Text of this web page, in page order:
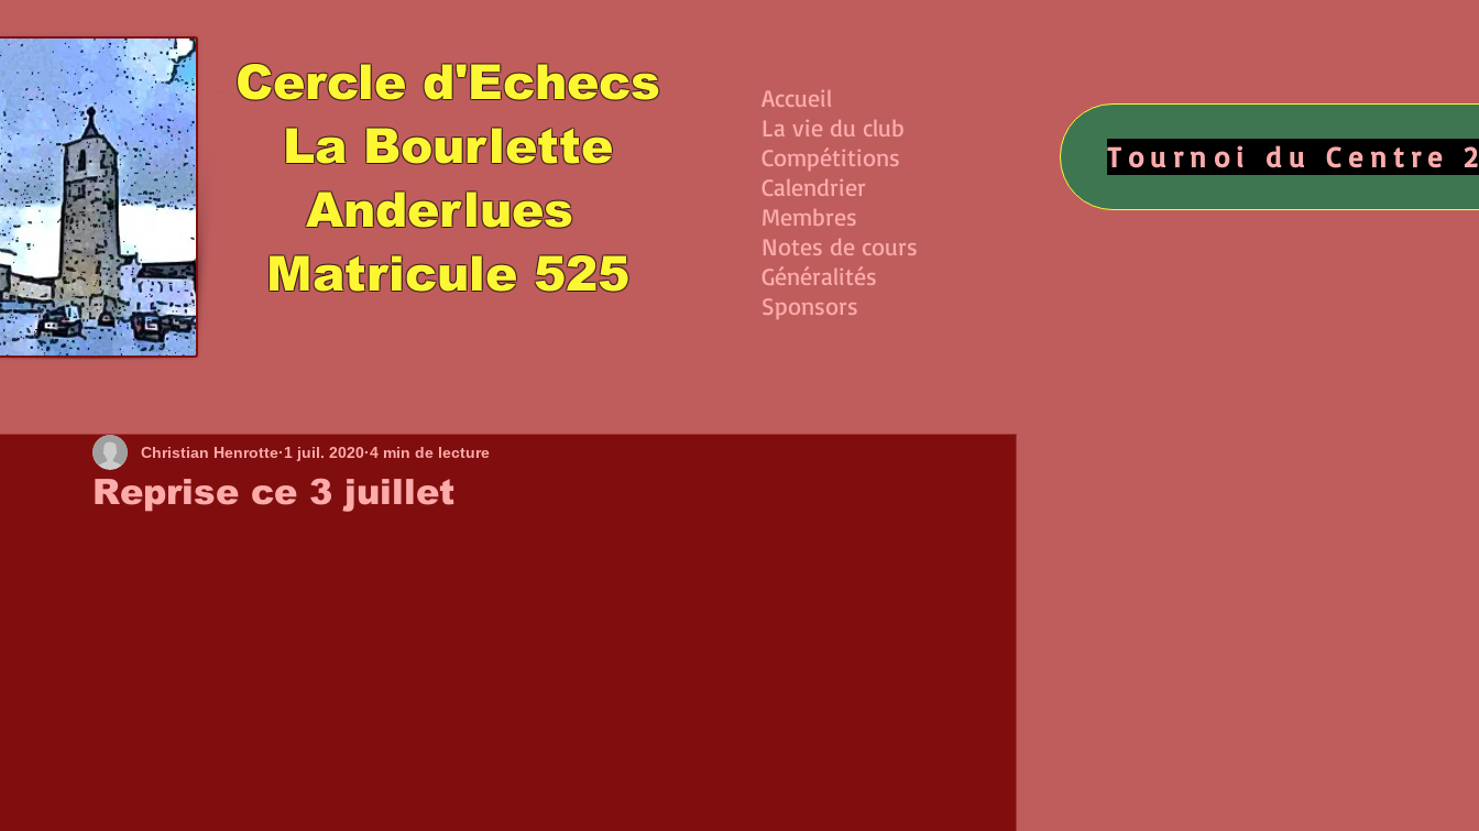
Cercle d'Echecs
La Bourlette
Anderlues
Matricule 525
Accueil
La vie du club
Compétitions
Calendrier
Membres
Notes de cours
Généralités
Sponsors
Tournoi du Centre
Reprise ce 3 juillet
Christian Henrotte 1 juil. 2020 4 min de lecture